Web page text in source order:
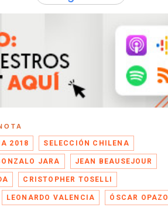
2018 SELECCIÓN CHILENA
JARA JEAN BEAUSEJOUR
CRISTOPHER TOSELLI
LEONARDO VALENCIA ÓSCAR OPAZO